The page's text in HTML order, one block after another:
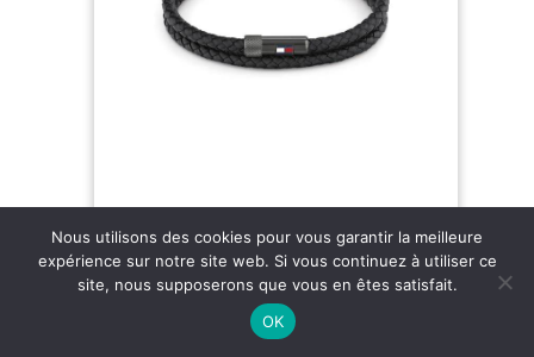
Tommy Hilfiger Jewelry Bracelet pour
Homme avec Cuir Tressé Noir à Double
Tour - 2790262S
Bracelet en cuir double-tour Matériel: Cuir noir
avec détails en acier inoxydable Longueur : 41,5
Nous utilisons des cookies pour vous garantir la meilleure
expérience sur notre site web. Si vous continuez à utiliser ce
site, nous supposerons que vous en êtes satisfait.
OK